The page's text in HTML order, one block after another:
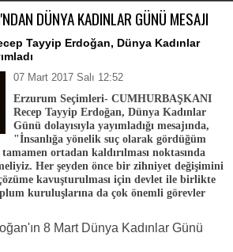
DÜNYA KADINLAR GÜNÜ MESAJI
Tayyip Erdoğan, Dünya Kadınlar
07 Mart 2017 Salı 12:52
Erzurum Seçimleri- CUMHURBAŞKANI
Recep Tayyip Erdoğan, Dünya Kadınlar
Günü dolayısıyla yayımladığı mesajında,
"İnsanlığa yönelik suç olarak gördüğüm
ortadan kaldırılması noktasında
Her şeyden önce bir zihniyet değişimini
kavuşturulması için devlet ile birlikte
kuruluşlarına da çok önemli görevler
8 Mart Dünya Kadınlar Günü